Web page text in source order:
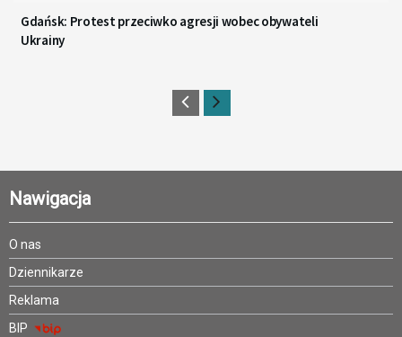
Gdańsk: Protest przeciwko agresji wobec obywateli
Ukrainy
Nawigacja
O nas
Dziennikarze
Reklama
BIP